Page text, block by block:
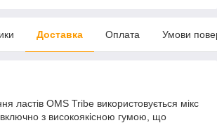
Доставка Оплата Умови
ластів OMS Tribe використовується мікс
включно з високоякісною гумою, що